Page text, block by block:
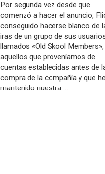
Por segunda vez desde que
comenzó a hacer el anuncio,
conseguido hacerse blanco de
iras de un grupo de sus
llamados «Old Skool Members»,
aquellos que proveníamos de
cuentas establecidas antes de
compra de la compañía y que
mantenido nuestra…